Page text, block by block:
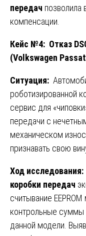
передач позволила
компенсации.
Кейс №4: Отказ
(Volkswagen
Ситуация:
роботизированной
сервис для
передачи с
механическом
признавать свою
Ход исследования:
коробки передач
считывание
контрольные суммы
данной модели.